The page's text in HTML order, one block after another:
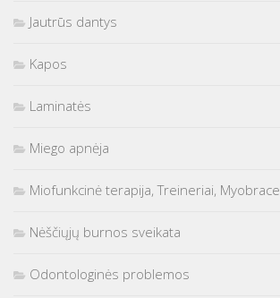
Jautrūs dantys
Kapos
Laminatės
Miego apnėja
Miofunkcinė terapija, Treineriai, Myobrace
Nėščiųjų burnos sveikata
Odontologinės problemos